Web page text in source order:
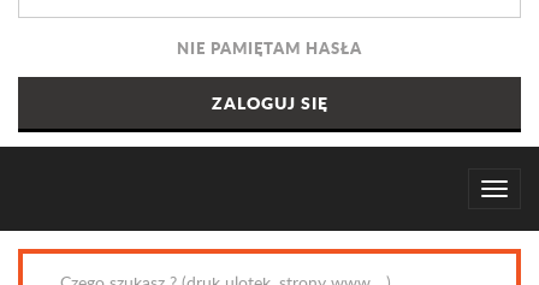
NIE PAMIĘTAM HASŁA